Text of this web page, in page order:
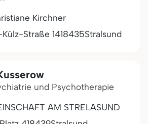
Kirchner
Straße 1418435Stralsund
und Psychotherapie
AM STRELASUND